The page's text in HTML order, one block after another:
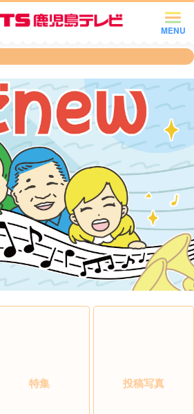
MENU
特集 投稿写真